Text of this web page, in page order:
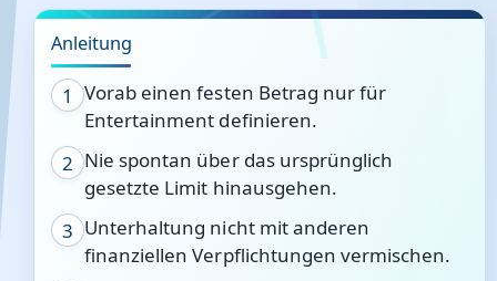
Anleitung
1
Vorab einen festen Betrag nur für
Entertainment definieren.
2 Nie spontan über das ursprünglich
gesetzte Limit hinausgehen.
3 Unterhaltung nicht mit anderen
finanziellen Verpflichtungen vermischen.